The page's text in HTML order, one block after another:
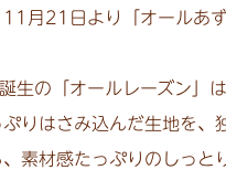
11月21日より「オールあ
の「オールレーズン」は
りはさみ込んだ生地を、
素材感たっぷりのしっと